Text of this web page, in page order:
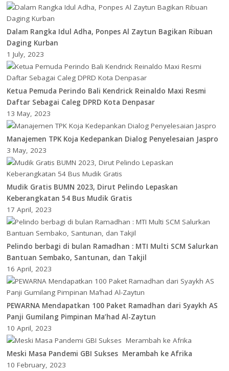
Dalam Rangka Idul Adha, Ponpes Al Zaytun Bagikan Ribuan
Daging Kurban
1 July, 2023
Ketua Pemuda Perindo Bali Kendrick Reinaldo Maxi Resmi
Daftar Sebagai Caleg DPRD Kota Denpasar
13 May, 2023
Manajemen TPK Koja Kedepankan Dialog Penyelesaian Jaspro
3 May, 2023
Mudik Gratis BUMN 2023, Dirut Pelindo Lepaskan
Keberangkatan 54 Bus Mudik Gratis
17 April, 2023
Pelindo berbagi di bulan Ramadhan : MTI Multi SCM Salurkan
Bantuan Sembako, Santunan, dan Takjil
16 April, 2023
PEWARNA Mendapatkan 100 Paket Ramadhan dari Syaykh AS
Panji Gumilang Pimpinan Ma’had Al-Zaytun
10 April, 2023
Meski Masa Pandemi GBI Sukses Merambah ke Afrika
10 February, 2023